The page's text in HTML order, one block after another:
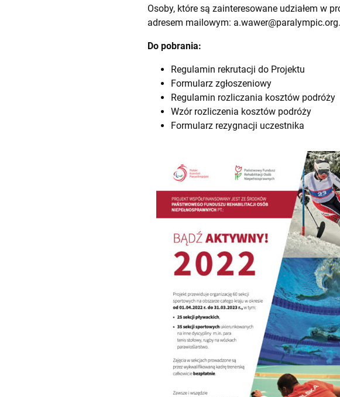
Osoby, które są zainteresowane udziałem w
adresem mailowym:
Do pobrania:
Regulamin rekrutacji do Projektu
Formularz zgłoszeniowy
Regulamin rozliczania kosztów podróży
Wzór rozliczenia kosztów podróży
Formularz rezygnacji uczestnika